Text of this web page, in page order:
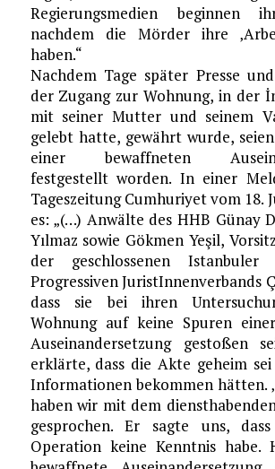
Regierungsmedien beginnen
nachdem die Mörder ihre
haben.“
Nachdem Tage später Presse
der Zugang zur Wohnung, in der
mit seiner Mutter und seinem
gelebt hatte, gewährt wurde,
einer bewaffneten
festgestellt worden. In einer
Tageszeitung Cumhuriyet vom 18.
es: „(…) Anwälte des HHB Günay
Yılmaz sowie Gökmen Yeşil,
der geschlossenen
Progressiven JuristInnenverbands
dass sie bei ihren
Wohnung auf keine Spuren
Auseinandersetzung gestoßen
erklärte, dass die Akte geheim
Informationen bekommen hätten.
haben wir mit dem
gesprochen. Er sagte uns,
Operation keine Kenntnis habe.